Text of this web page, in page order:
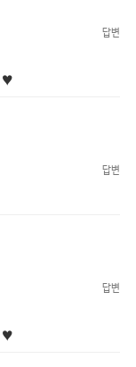
답변
♥
답변
답변
♥